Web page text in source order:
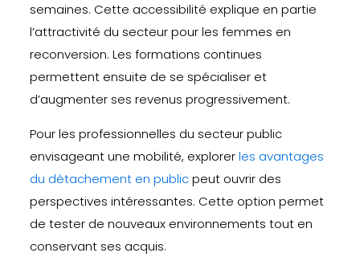
semaines. Cette accessibilité explique en partie
l’attractivité du secteur pour les femmes en
reconversion. Les formations continues
permettent ensuite de se spécialiser et
d’augmenter ses revenus progressivement.
Pour les professionnelles du secteur public
envisageant une mobilité, explorerles avantages
du détachement en publicpeut ouvrir des
perspectives intéressantes. Cette option permet
de tester de nouveaux environnements tout en
conservant ses acquis.